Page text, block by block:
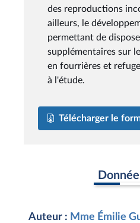
des reproductions
ailleurs, le
permettant de
supplémentaires sur
en fourrières et
à l'étude.
Télécharger le
Auteur : Mme Émilie